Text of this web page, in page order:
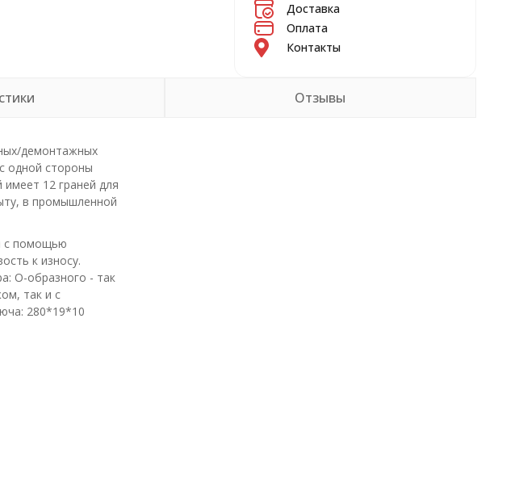
Доставка
Оплата
Контакты
Отзывы
демонтажных
одной стороны
12 граней для
в промышленной
с помощью
к износу.
О-образного - так
так и с
280*19*10